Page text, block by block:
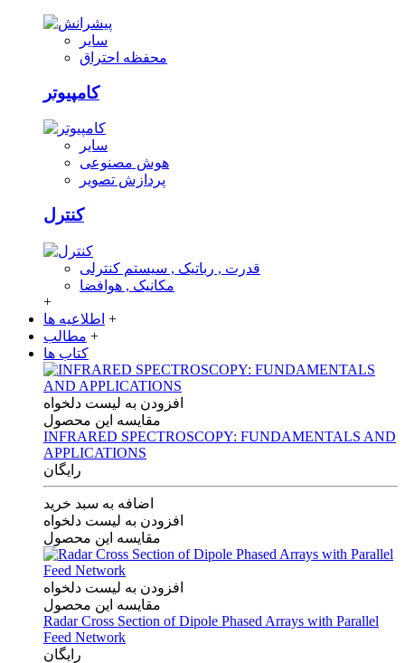
سایر
محفظه احتراق
کامپیوتر
سایر
هوش مصنوعی
پردازش تصویر
کنترل
قدرت , رباتیک , سیستم کنترلی
مکانیک , هوافضا
+
اطلاعیه ها +
مطالب +
کتاب ها
افزودن به لیست دلخواه
مقایسه این محصول
INFRARED SPECTROSCOPY: FUNDAMENTALS AND
APPLICATIONS
رایگان
اضافه به سبد خرید
افزودن به لیست دلخواه
مقایسه این محصول
افزودن به لیست دلخواه
مقایسه این محصول
Radar Cross Section of Dipole Phased Arrays with Parallel
Feed Network
رایگان